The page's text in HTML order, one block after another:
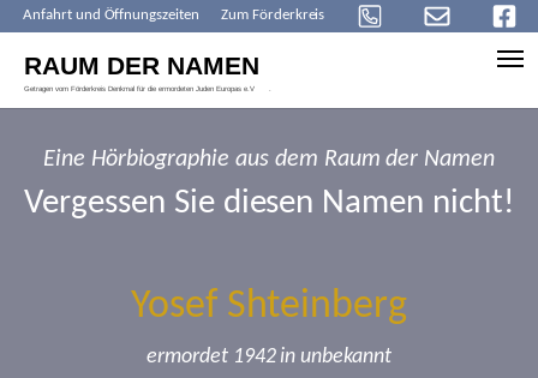
Anfahrt und Öffnungszeiten Zum Förderkreis
Eine Hörbiographie aus dem Raum der Namen
Vergessen Sie diesen Namen nicht!
Yosef Shteinberg
ermordet 1942 in unbekannt